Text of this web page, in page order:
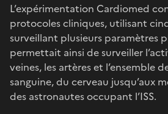
L’expérimentation Cardiomed
protocoles cliniques, utilisant
surveillant plusieurs paramètres
permettait ainsi de surveiller
veines, les artères et l’ensemble
sanguine, du cerveau jusqu’aux
des astronautes occupant l’ISS.